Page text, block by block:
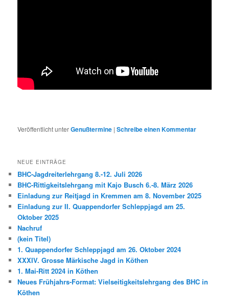
Veröffentlicht unterGenußtermine |Schreibe einen Kommentar
NEUE EINTRÄGE
BHC-Jagdreiterlehrgang 8.-12. Juli 2026
BHC-Rittigkeitslehrgang mit Kajo Busch 6.-8. März 2026
Einladung zur Reitjagd in Kremmen am 8. November 2025
Einladung zur II. Quappendorfer Schleppjagd am 25.
Oktober 2025
Nachruf
(kein Titel)
1. Quappendorfer Schleppjagd am 26. Oktober 2024
XXXIV. Grosse Märkische Jagd in Köthen
1. Mai-Ritt 2024 in Köthen
Neues Frühjahrs-Format: Vielseitigkeitslehrgang des BHC in
Köthen